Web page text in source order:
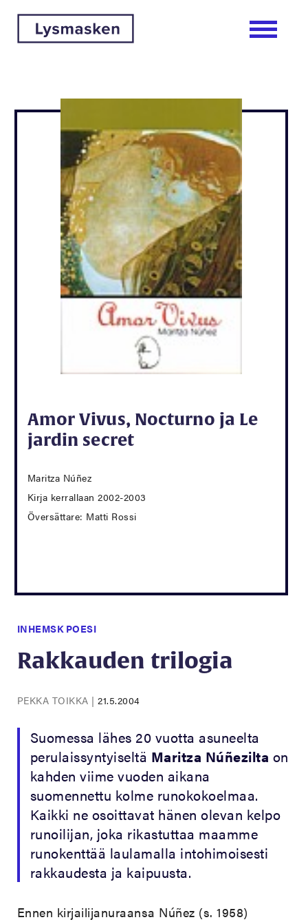
Amor Vivus, Nocturno ja Le
jardin secret
Maritza Núñez
Kirja kerrallaan 2002-2003
Översättare: Matti Rossi
INHEMSK POESI
Rakkauden trilogia
PEKKA TOIKKA |21.5.2004
Suomessa lähes 20 vuotta asuneelta
perulaissyntyiseltä Maritza Núñezilta on
kahden viime vuoden aikana
suomennettu kolme runokokoelmaa.
Kaikki ne osoittavat hänen olevan kelpo
runoilijan, joka rikastuttaa maamme
runokenttää laulamalla intohimoisesti
rakkaudesta ja kaipuusta.
Ennen kirjailijanuraansa Núñez (s. 1958)